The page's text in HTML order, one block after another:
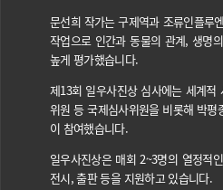
문선희 작가는 구제역과 조류인플루
작업으로 인간과 동물의 관계, 생명
높게 평가했습니다.
제13회 일우사진상 심사에는 세계
위원 등 국제심사위원을 비롯해 박
이 참여했습니다.
일우사진상은 매회 2~3명의 열정적
전시, 출판 등을 지원하고 있습니다.